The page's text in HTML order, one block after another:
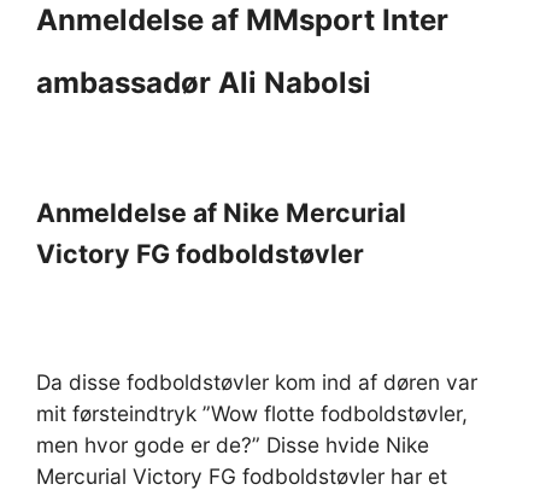
Anmeldelse af MMsport Inter
ambassadør Ali Nabolsi
Anmeldelse af Nike Mercurial
Victory FG fodboldstøvler
Da disse fodboldstøvler kom ind af døren var
mit førsteindtryk ”Wow flotte fodboldstøvler,
men hvor gode er de?” Disse hvide Nike
Mercurial Victory FG fodboldstøvler har et